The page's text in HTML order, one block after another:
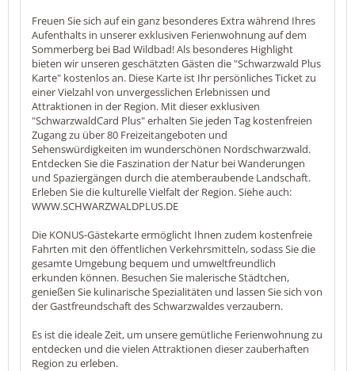
Freuen Sie sich auf ein ganz besonderes Extra während Ihres
Aufenthalts in unserer exklusiven Ferienwohnung auf dem
Sommerberg bei Bad Wildbad! Als besonderes Highlight
bieten wir unseren geschätzten Gästen die "Schwarzwald Plus
Karte" kostenlos an. Diese Karte ist Ihr persönliches Ticket zu
einer Vielzahl von unvergesslichen Erlebnissen und
Attraktionen in der Region. Mit dieser exklusiven
"SchwarzwaldCard Plus" erhalten Sie jeden Tag kostenfreien
Zugang zu über 80 Freizeitangeboten und
Sehenswürdigkeiten im wunderschönen Nordschwarzwald.
Entdecken Sie die Faszination der Natur bei Wanderungen
und Spaziergängen durch die atemberaubende Landschaft.
Erleben Sie die kulturelle Vielfalt der Region. Siehe auch:
WWW.SCHWARZWALDPLUS.DE
Die KONUS-Gästekarte ermöglicht Ihnen zudem kostenfreie
Fahrten mit den öffentlichen Verkehrsmitteln, sodass Sie die
gesamte Umgebung bequem und umweltfreundlich
erkunden können. Besuchen Sie malerische Städtchen,
genießen Sie kulinarische Spezialitäten und lassen Sie sich von
der Gastfreundschaft des Schwarzwaldes verzaubern.
Es ist die ideale Zeit, um unsere gemütliche Ferienwohnung zu
entdecken und die vielen Attraktionen dieser zauberhaften
Region zu erleben.